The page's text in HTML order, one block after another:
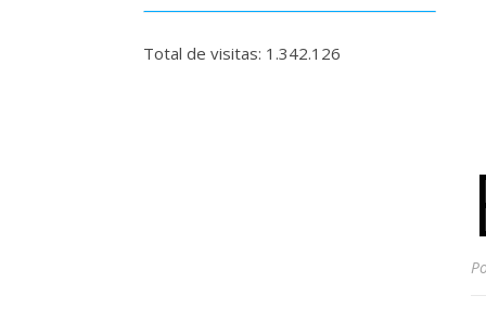
Total de visitas: 1.342.126